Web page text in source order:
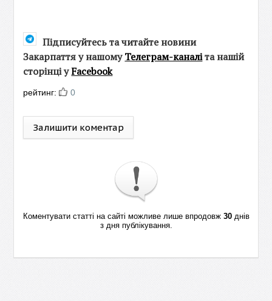
Підписуйтесь та читайте новини
Закарпаття у нашомуТелеграм-каналіта нашій
сторінці уFacebook
рейтинг: 0
Залишити коментар
Коментувати статті на сайті можливе лише впродовж 30днів
з дня публікування.